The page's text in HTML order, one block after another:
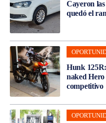
Cayeron las
quedó el
Hunk
naked
competitivo